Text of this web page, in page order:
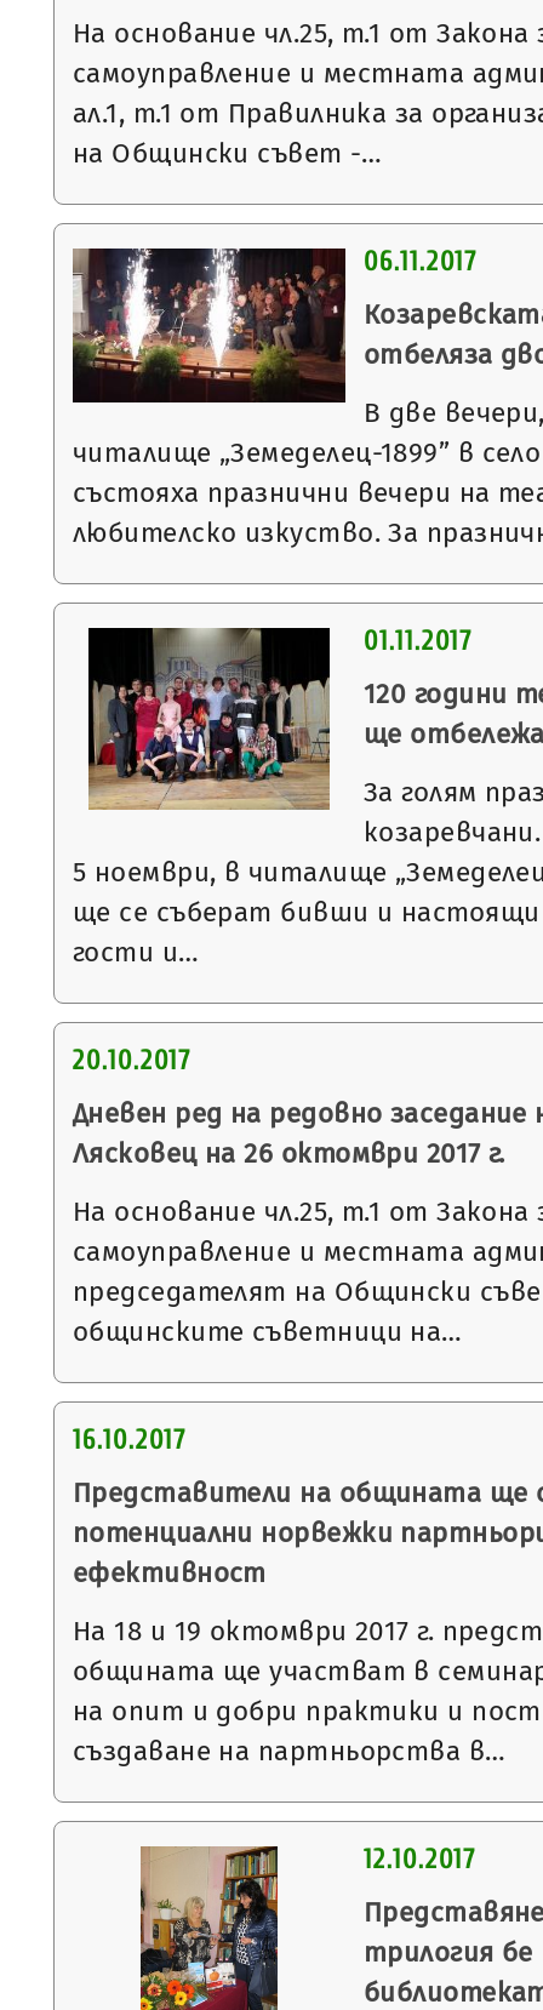
На основание чл.25, т.1 от
самоуправление и местната
ал.1, т.1 от Правилника за
на Общински съвет -…
06.11.2017
отбеляза
В две
читалище „Земеделец-1899” в
състояха празнични вечери на
любителско изкуство. За
01.11.2017
120 години
ще
За голям
5 ноември, в читалище
ще се съберат бивши и
гости и…
20.10.2017
Дневен ред на редовно
Лясковец на 26 октомври 2017 г.
На основание чл.25, т.1 от
самоуправление и местната
председателят на Общински
общинските съветници на…
16.10.2017
Представители на общината ще
потенциални норвежки
ефективност
На 18 и 19 октомври 2017 г.
общината ще участват в
на опит и добри практики и
създаване на партньорства в…
12.10.2017
трилогия бе